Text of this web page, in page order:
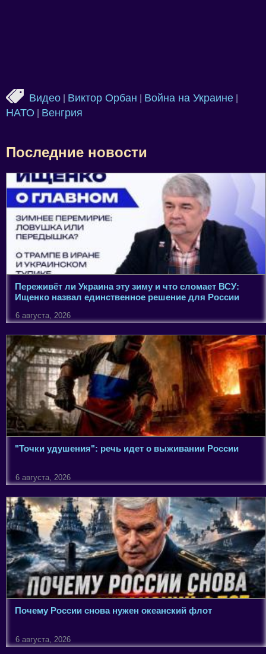
Видео Виктор Орбан Война на Украине
НАТО Венгрия
Последние новости
Переживёт ли Украина эту зиму и что сломает ВСУ:
Ищенко назвал единственное решение для России
6 августа, 2026
"Точки удушения": речь идет о выживании России
6 августа, 2026
Почему России снова нужен океанский флот
6 августа, 2026